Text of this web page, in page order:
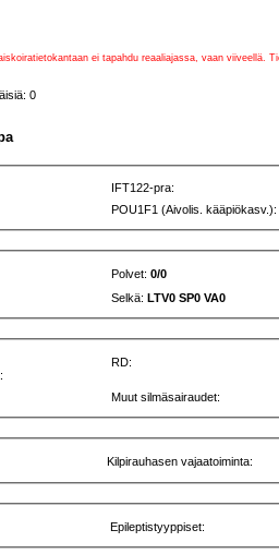
ei tapahdu reaaliajassa, vaan viiveellä.
0
IFT122-pra:
POU1F1 (Aivolis. kääpiökasv.):
Polvet:0/0
Selkä:LTV0 SP0 VA0
RD:
Muut silmäsairaudet:
Kilpirauhasen vajaatoiminta:
Epileptistyyppiset: